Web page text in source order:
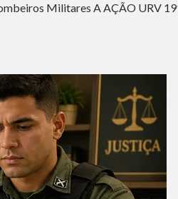
Militares A AÇÃO URV